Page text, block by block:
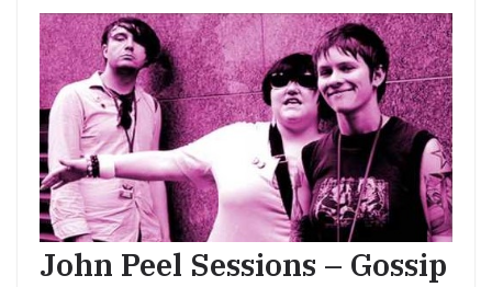
John Peel Sessions – Gossip